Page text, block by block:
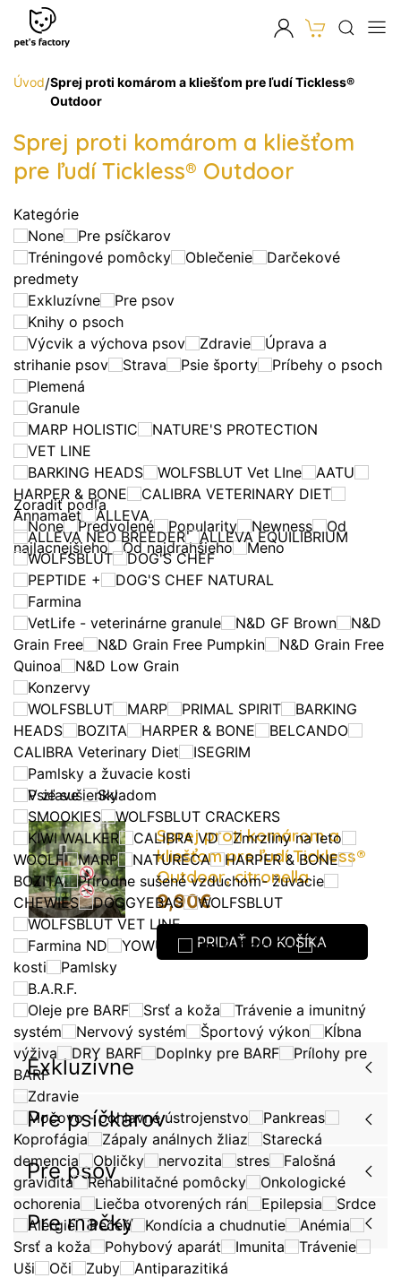
Úvod/Sprej proti komárom a kliešťom pre ľudí Tickless®
Outdoor
Sprej proti komárom a kliešťom
pre ľudí Tickless® Outdoor
Kategórie
None
Pre psíčkarov
Tréningové pomôcky
Oblečenie
Darčekové
predmety
Exkluzívne
Pre psov
Knihy o psoch
Výcvik a výchova psov
Zdravie
Úprava a
strihanie psov
Strava Psie športy
Príbehy o psoch
Plemená
Granule
MARP HOLISTIC
NATURE'S PROTECTION
VET LINE
BARKING HEADS
WOLFSBLUT Vet LIne
AATU
HARPER & BONE
CALIBRA VETERINARY DIET
Annamaet
ALLEVA
ALLEVA NEO BREEDER
ALLEVA EQUILIBRIUM
WOLFSBLUT
DOG'S CHEF
PEPTIDE +
DOG'S CHEF NATURAL
Farmina
VetLife - veterinárne granule
N&D GF Brown
N&D
Grain Free
N&D Grain Free Pumpkin
N&D Grain Free
Quinoa
N&D Low Grain
Konzervy
WOLFSBLUT
MARP PRIMAL SPIRIT
BARKING
HEADS
BOZITA HARPER & BONE
BELCANDO
CALIBRA Veterinary Diet
ISEGRIM
Pamlsky a žuvacie kosti
Psie sušienky
SMOOKIES
WOLFSBLUT CRACKERS
KIWI WALKER
CALIBRA VD
Zmrzliny na leto
WOOLF
MARP NATURECA
HARPER & BONE
BOZITA
Prírodne sušené vzduchom- žuvacie
CHEWIES
DOGGYEBAG
WOLFSBLUT
WOLFSBLUT VET LINE
Farmina ND
YOWUP! The Buffalo Co.
Žuvacie
kosti
Pamlsky
B.A.R.F.
Oleje pre BARF
Srsť a koža
Trávenie a imunitný
systém
Nervový systém Športový výkon
Kĺbna
výživa
DRY BARF Doplnky pre BARF
Prílohy pre
BARF
Zdravie
Močovo - pohlavné ústrojenstvo
Pankreas
Koprofágia
Zápaly análnych žliaz
Starecká
demencia
Obličky nervozita stres
Falošná
gravidita
Rehabilitačné pomôcky
Onkologické
ochorenia
Liečba otvorených rán Epilepsia
Srdce
Alergie
Pečeň Kondícia a chudnutie
Anémia
Srsť a koža
Pohybový aparát Imunita
Trávenie
Uši
Oči Zuby
Antiparazitiká
Zoradiť podľa
None
Predvolené Popularity Newness
Od
najlacnejšieho
Od najdrahšieho Meno
V zľave Skladom
Sprej proti komárom a
kliešťom pre ľudí Tickless®
Outdoor, citronella
9,90€
PRIDAŤ DO KOŠÍKA
Exkluzívne
Pre psíčkarov
Pre psov
Pre mačky